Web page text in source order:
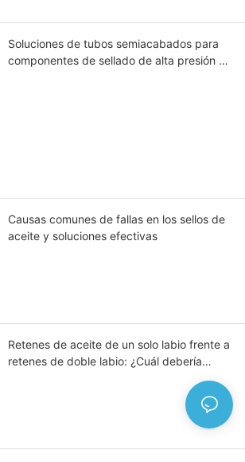
Soluciones de tubos semiacabados para
componentes de sellado de alta presión en
Causas comunes de fallas en los sellos de
aceite y soluciones efectivas
Retenes de aceite de un solo labio frente a
retenes de doble labio: ¿Cuál debería